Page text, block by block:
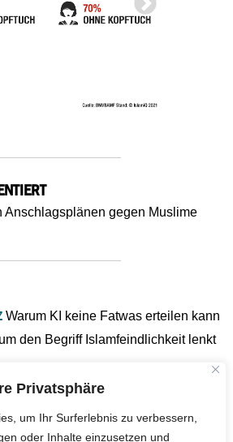
Privatsphäre
um Ihr Surferlebnis zu verbessern,
oder Inhalte einzusetzen und
gegen Muslime
Warum KI keine Fatwas erteilen kann
den Begriff Islamfeindlichkeit lenkt
MÜNSTEREine kritische Schwelle für